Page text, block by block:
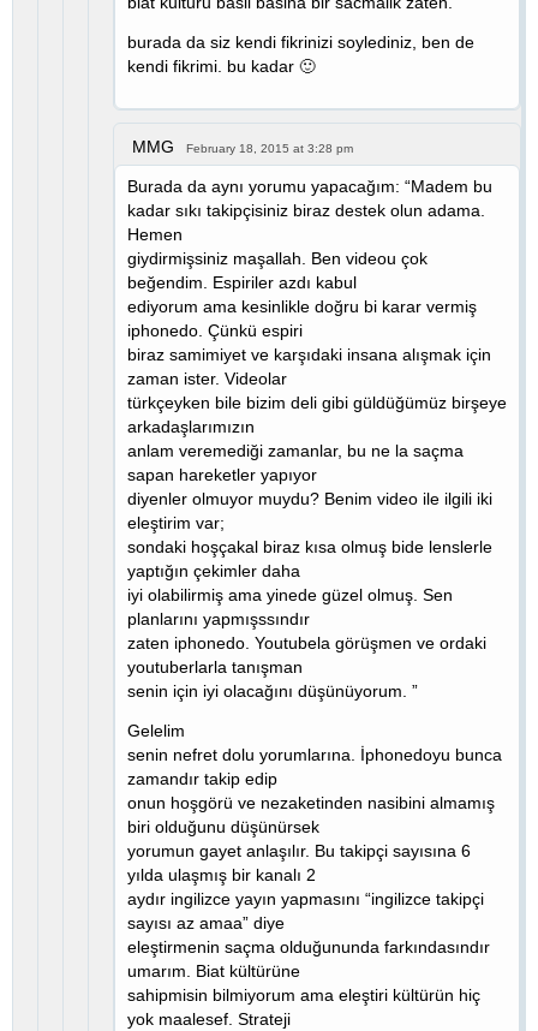
burada da siz kendi fikrinizi soylediniz, ben de
kendi fikrimi. bu kadar 🙂
MMG February 18, 2015 at 3:28 pm
Burada da aynı yorumu yapacağım: “Madem bu
kadar sıkı takipçisiniz biraz destek olun adama.
Hemen
giydirmişsiniz maşallah. Ben videou çok
beğendim. Espiriler azdı kabul
ediyorum ama kesinlikle doğru bi karar vermiş
iphonedo. Çünkü espiri
biraz samimiyet ve karşıdaki insana alışmak için
zaman ister. Videolar
türkçeyken bile bizim deli gibi güldüğümüz birşeye
arkadaşlarımızın
anlam veremediği zamanlar, bu ne la saçma
sapan hareketler yapıyor
diyenler olmuyor muydu? Benim video ile ilgili iki
eleştirim var;
sondaki hoşçakal biraz kısa olmuş bide lenslerle
yaptığın çekimler daha
iyi olabilirmiş ama yinede güzel olmuş. Sen
planlarını yapmışssındır
zaten iphonedo. Youtubela görüşmen ve ordaki
youtuberlarla tanışman
senin için iyi olacağını düşünüyorum. ”
Gelelim
senin nefret dolu yorumlarına. İphonedoyu bunca
zamandır takip edip
onun hoşgörü ve nezaketinden nasibini almamış
biri olduğunu düşünürsek
yorumun gayet anlaşılır. Bu takipçi sayısına 6
yılda ulaşmış bir kanalı 2
aydır ingilizce yayın yapmasını “ingilizce takipçi
sayısı az amaa” diye
eleştirmenin saçma olduğununda farkındasındır
umarım. Biat kültürüne
sahipmisin bilmiyorum ama eleştiri kültürün hiç
yok maalesef. Strateji